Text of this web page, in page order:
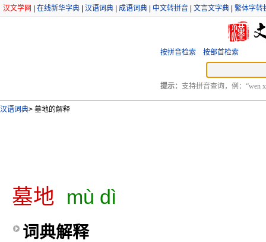
汉文学网 在线新华字典 汉语词典 成语词典 中文转拼音 文言文字典 繁体字转
按拼音检索 按部首检索
提示： 支持拼音查询，例：“wen
汉语词典> 墓地的解释
墓地 mù dì
词典解释